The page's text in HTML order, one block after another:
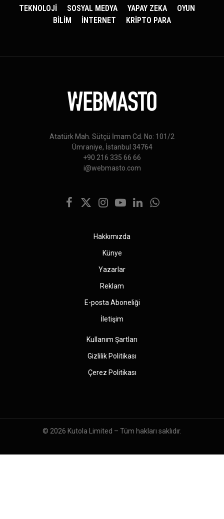
TEKNOLOJİ SOSYAL MEDYA YAPAY ZEKA
OYUN
BİLİM
İNTERNET KRİPTO PARA
Atatürk Mah. Sütçü İmam Cd. No: 101/2
Ümraniye, İstanbul 34764
+90 216 335 66 66
i@webmasto.com
Facebook
X
Instagram
YouTubeLinkedInWhatsApp
Hakkımızda
Künye
Yazarlar
Reklam
E-posta Aboneliği
İletişim
Kullanım Şartları
Gizlilik Politikası
Çerez Politikası
© 2026 Kutola Limited – Tüm hakları saklıdır.